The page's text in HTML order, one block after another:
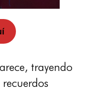
trayendo